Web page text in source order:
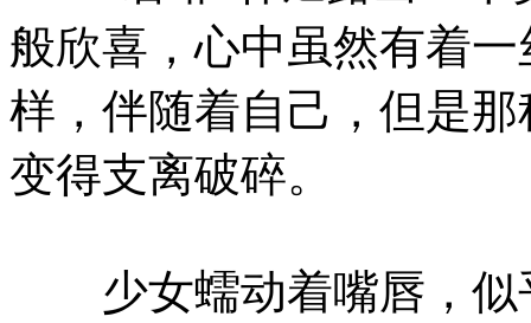
般欣喜，心中虽然有着
样，伴随着自己，但是
变得支离破碎。
少女蠕动着嘴唇，似